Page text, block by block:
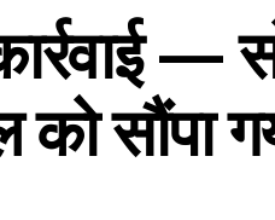
—
सौंपा